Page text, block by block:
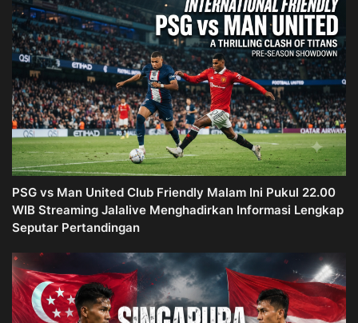
PSG vs Man United Club Friendly Malam Ini Pukul 22.00
WIB Streaming Jalalive Menghadirkan Informasi Lengkap
Seputar Pertandingan